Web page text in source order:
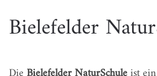
Bielefelder